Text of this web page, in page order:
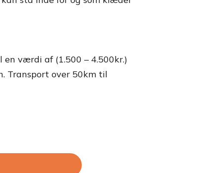
værdi af (1.500 – 4.500kr.)
Transport over 50km til